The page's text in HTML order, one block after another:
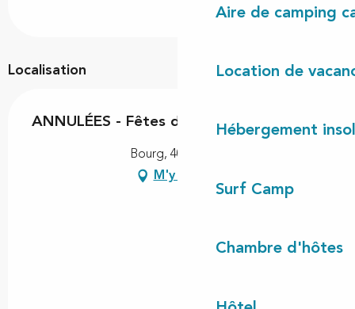
Aire de camping
Location de
Hébergement
Surf Camp
Chambre d'hôtes
Localisation
ANNULÉES - Fêtes d'Uza
Bourg, 40170 Uza
M'y rendre